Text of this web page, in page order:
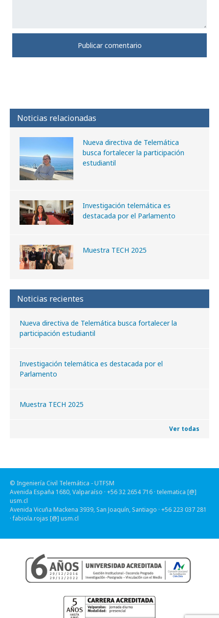
Noticias relacionadas
Nueva directiva de Telemática
busca fortalecer la participación
estudiantil
Investigación telemática es
destacada por el Parlamento
Muestra TECH 2025
Noticias recientes
Nueva directiva de Telemática busca fortalecer la
participación estudiantil
Investigación telemática es destacada por el
Parlamento
Muestra TECH 2025
Ver todas
© Ingeniería Civil Telemática - UTFSM
Avenida España 1680, Valparaíso · +56 32 2654 716 · telematica [@]
usm.cl
Avenida Vicuña Mackena 3939, San Joaquín, Santiago · +56 223 037 281
·fabiola.rojas [@] usm.cl